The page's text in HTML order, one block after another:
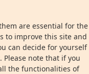
are essential for the
to improve this site and
can decide for yourself
note that if you
the functionalities of